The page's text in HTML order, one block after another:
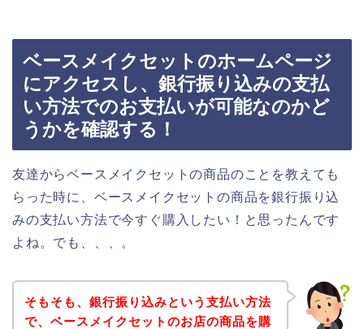
ベースメイクセットのホームページ
にアクセスし、銀行振り込みの支払
い方法でのお支払いが可能なのかど
うかを確認する！
友達からベースメイクセットの商品のことを教えても
らった時に、ベースメイクセットの商品を銀行振り込
みの支払い方法で今すぐ購入したい！と思ったんです
よね。でも、、、。
そもそも、銀行振り込みという支払い方法
で、ベースメイクセットのお店の商品を購